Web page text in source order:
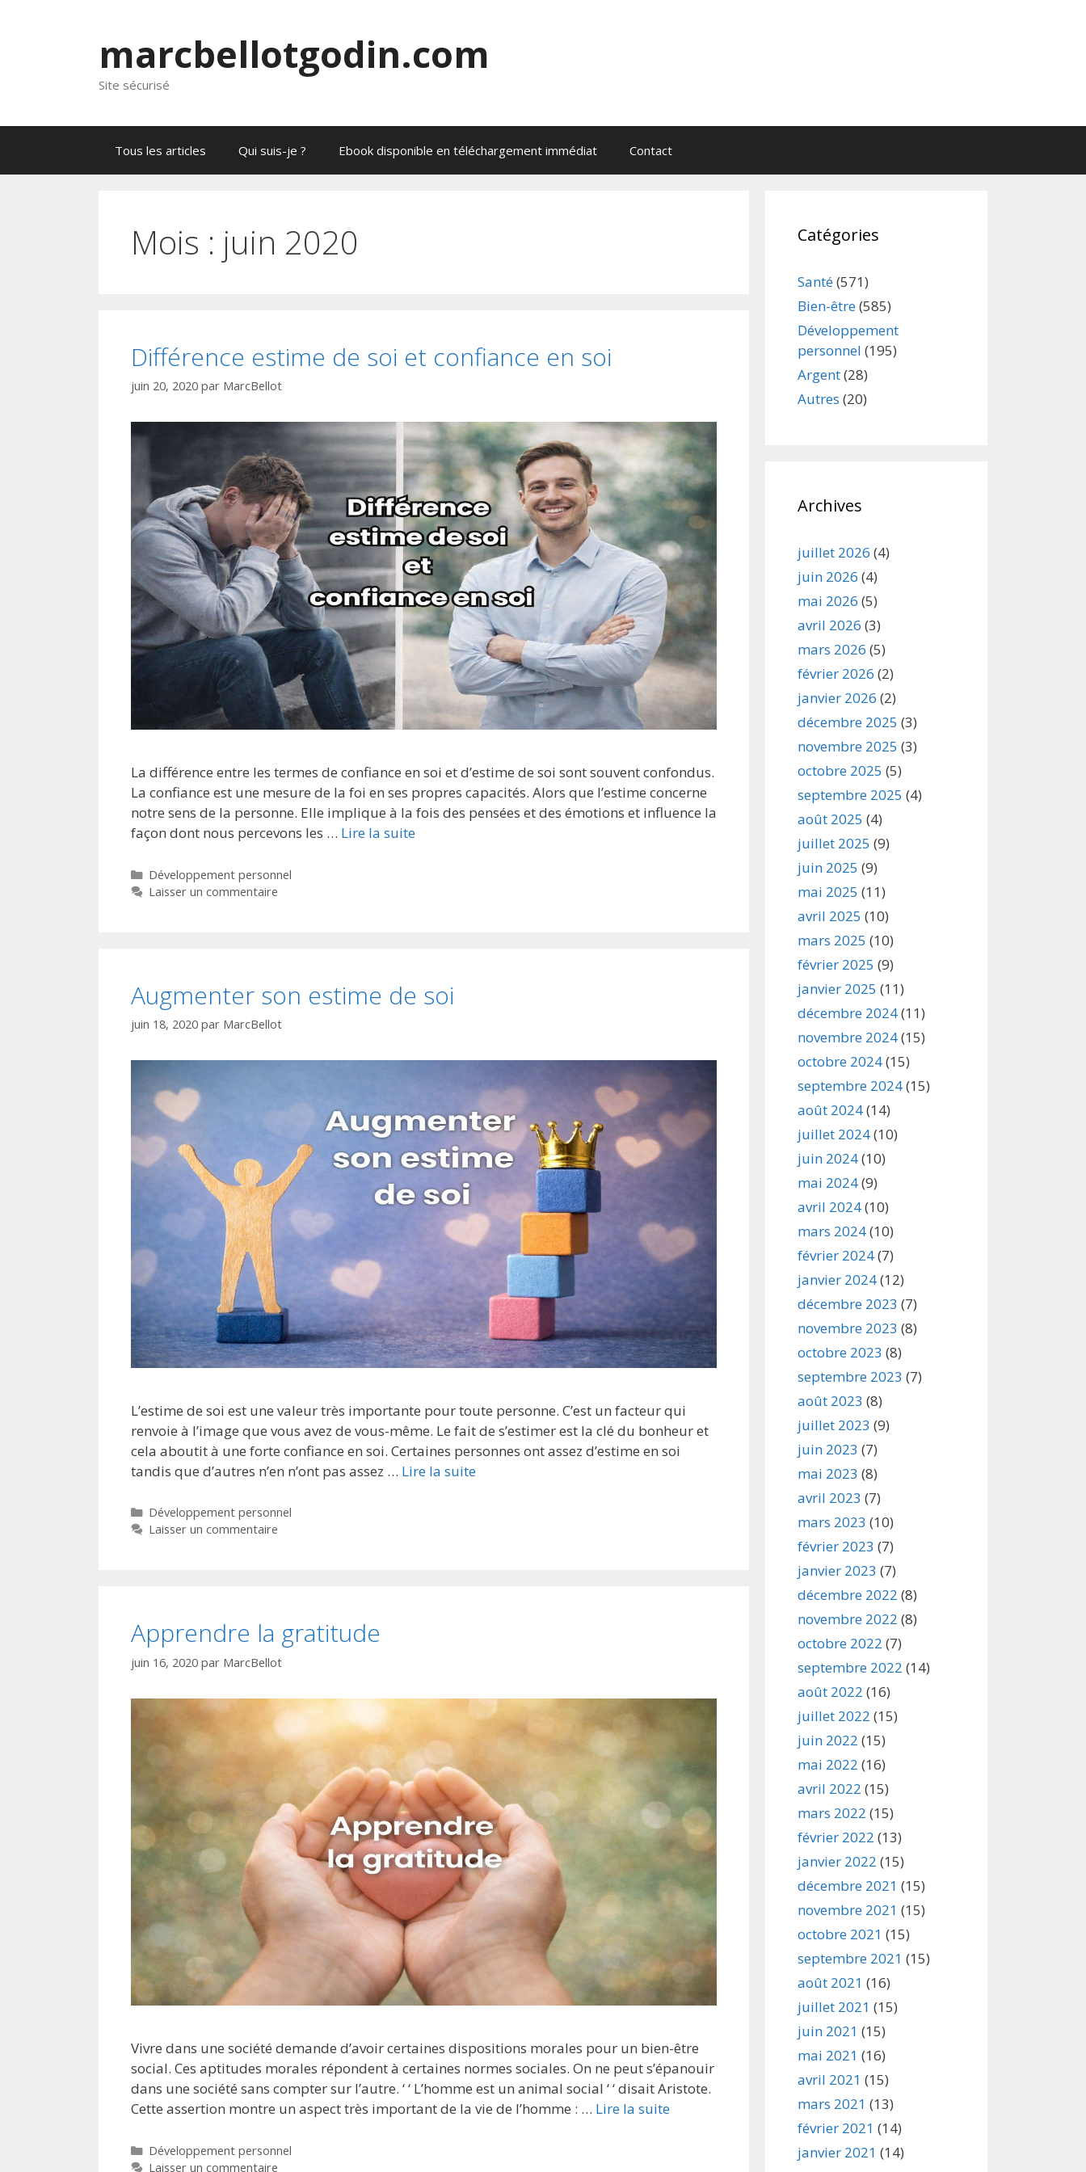
marcbellotgodin.com
Site sécurisé
Tous les articles Qui suis-je ? Ebook disponible en téléchargement immédiat Contact
Mois : juin 2020
Différence estime de soi et confiance en soi
juin 20, 2020 par MarcBellot
La différence entre les termes de confiance en soi et d’estime de soi sont souvent confondus.
La confiance est une mesure de la foi en ses propres capacités. Alors que l’estime concerne
notre sens de la personne. Elle implique à la fois des pensées et des émotions et influence la
façon dont nous percevons les … Lire la suite
Développement personnel
Laisser un commentaire
Augmenter son estime de soi
juin 18, 2020 par MarcBellot
L’estime de soi est une valeur très importante pour toute personne. C’est un facteur qui
renvoie à l’image que vous avez de vous-même. Le fait de s’estimer est la clé du bonheur et
cela aboutit à une forte confiance en soi. Certaines personnes ont assez d’estime en soi
tandis que d’autres n’en n’ont pas assez … Lire la suite
Développement personnel
Laisser un commentaire
Apprendre la gratitude
juin 16, 2020 par MarcBellot
Vivre dans une société demande d’avoir certaines dispositions morales pour un bien-être
social. Ces aptitudes morales répondent à certaines normes sociales. On ne peut s’épanouir
dans une société sans compter sur l’autre. ‘ ‘ L’homme est un animal social ‘ ‘ disait Aristote.
Cette assertion montre un aspect très important de la vie de l’homme : … Lire la suite
Développement personnel
Laisser un commentaire
Catégories
Santé(571)
Bien-être(585)
Développement
personnel (195)
Argent(28)
Autres (20)
Archives
juillet 2026 (4)
juin 2026 (4)
mai 2026 (5)
avril 2026 (3)
mars 2026 (5)
février 2026 (2)
janvier 2026 (2)
décembre 2025 (3)
novembre 2025 (3)
octobre 2025 (5)
septembre 2025 (4)
août 2025 (4)
juillet 2025 (9)
juin 2025 (9)
mai 2025 (11)
avril 2025 (10)
mars 2025 (10)
février 2025 (9)
janvier 2025 (11)
décembre 2024(11)
novembre 2024(15)
octobre 2024(15)
septembre 2024(15)
août 2024(14)
juillet 2024(10)
juin 2024(10)
mai 2024(9)
avril 2024(10)
mars 2024(10)
février 2024(7)
janvier 2024(12)
décembre 2023 (7)
novembre 2023 (8)
octobre 2023 (8)
septembre 2023 (7)
août 2023 (8)
juillet 2023 (9)
juin 2023 (7)
mai 2023 (8)
avril 2023 (7)
mars 2023 (10)
février 2023 (7)
janvier 2023 (7)
décembre 2022 (8)
novembre 2022 (8)
octobre 2022 (7)
septembre 2022 (14)
août 2022 (16)
juillet 2022 (15)
juin 2022 (15)
mai 2022 (16)
avril 2022 (15)
mars 2022 (15)
février 2022 (13)
janvier 2022 (15)
décembre 2021 (15)
novembre 2021 (15)
octobre 2021 (15)
septembre 2021 (15)
août 2021 (16)
juillet 2021 (15)
juin 2021 (15)
mai 2021 (16)
avril 2021 (15)
mars 2021 (13)
février 2021 (14)
janvier 2021 (14)